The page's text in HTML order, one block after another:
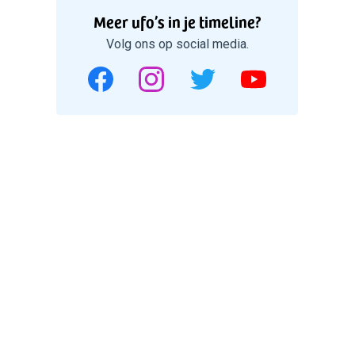
Meer ufo’s in je timeline?
Volg ons op social media.